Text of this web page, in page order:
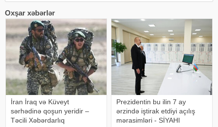
Oxşar xəbərlər
İran İraq və Küveyt
sərhədinə qoşun yeridir –
Təcili Xəbərdarlıq
Prezidentin bu ilin 7 ay
ərzində iştirak etdiyi açılış
mərasimləri - SİYAHI